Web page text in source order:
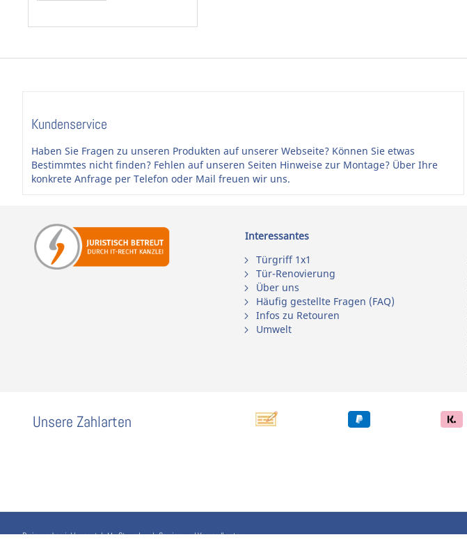
Kundenservice
Haben Sie Fragen zu unseren Produkten auf unserer Webseite? Können Sie etwas
Bestimmtes nicht finden? Fehlen auf unseren Seiten Hinweise zur Montage? Über Ihre
konkrete Anfrage per Telefon oder Mail freuen wir uns.
Interessantes
Türgriff 1x1
Tür-Renovierung
Über uns
Häufig gestellte Fragen (FAQ)
Infos zu Retouren
Umwelt
Unsere Zahlarten
Preisangaben inkl. gesetzl. MwSt. und zzgl. Service- und Versandkosten